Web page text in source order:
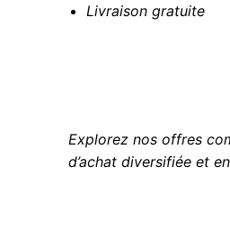
Livraison gratuite
Explorez nos offres
d’achat diversifiée et